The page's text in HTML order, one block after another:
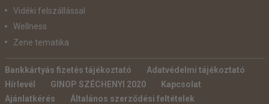
Vidéki felszállással
Wellness
Zene tematika
Bankkártyás fizetés tájékoztató
Adatvédelmi tájékoztató
Hírlevél
GINOP SZÉCHENYI 2020
Kapcsolat
Ajánlatkérés
Általános szerződési feltételek